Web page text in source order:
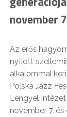
november
Az erős
nyitott
alkalommal
Polska Jazz
Lengyel
november 7.